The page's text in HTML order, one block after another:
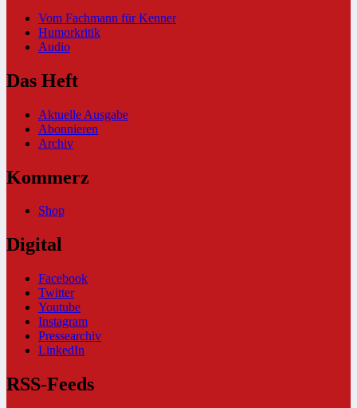
Vom Fachmann für Kenner
Humorkritik
Audio
Das Heft
Aktuelle Ausgabe
Abonnieren
Archiv
Kommerz
Shop
Digital
Facebook
Twitter
Youtube
Instagram
Pressearchiv
LinkedIn
RSS-Feeds